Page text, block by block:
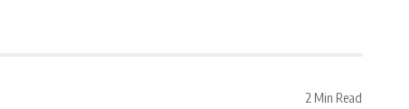
2 Min Read